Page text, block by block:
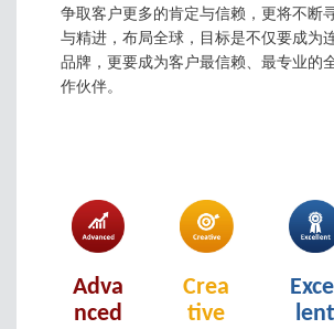
争取客户更多的肯定与信赖，更将不断
与精进，布局全球，目标是不仅要成为
品牌，更要成为客户最信赖、最专业的
作伙伴。
Adva
nced
Crea
tive
lent